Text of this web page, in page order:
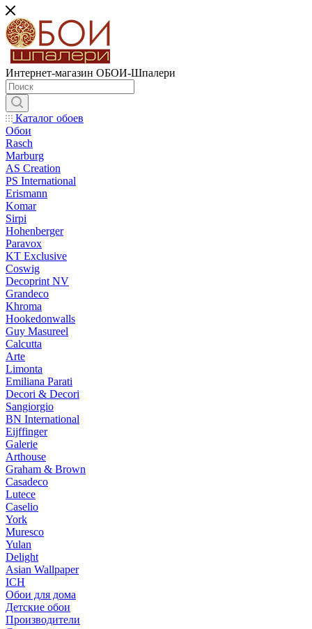
Интернет-магазин ОБОИ-Шпалери
Каталог обоев
Обои
Rasch
Marburg
AS Creation
PS International
Erismann
Komar
Sirpi
Hohenberger
Paravox
KT Exclusive
Coswig
Decoprint NV
Grandeco
Khroma
Hookedonwalls
Guy Masureel
Calcutta
Arte
Limonta
Emiliana Parati
Decori & Decori
Sangiorgio
BN International
Eijffinger
Galerie
Arthouse
Graham & Brown
Casadeco
Lutece
Caselio
York
Muresco
Yulan
Delight
Asian Wallpaper
ICH
Обои для дома
Детские обои
Производители